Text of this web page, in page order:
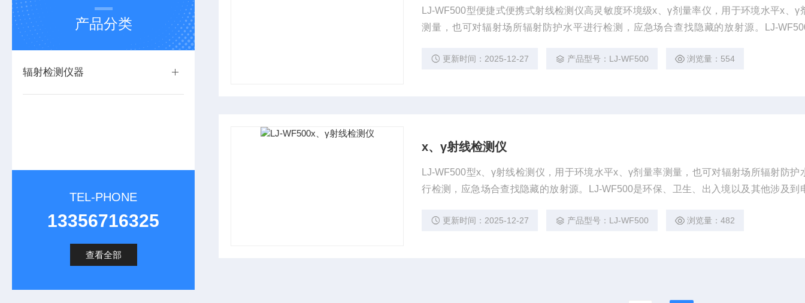
产品分类
辐射检测仪器
TEL-PHONE
13356716325
查看全部
LJ-WF500型便捷式便携式射线检测仪高灵敏度环境级x、γ剂量率仪，用于环境水平x、γ
测量，也可对辐射场所辐射防护水平进行检测，应急场合查找隐藏的放射源。LJ-
料闪烁体测量γ辐射剂量率，通过多功能辐射测量仪主机进行数据处理，接口为主机的标准
更新时间：2025-12-27 产品型号：LJ-WF500 浏览量：554
x、γ射线检测仪
LJ-WF500型x、γ射线检测仪，用于环境水平x、γ剂量率测量，也可对辐射场所辐射防护
行检测，应急场合查找隐藏的放射源。LJ-WF500是环保、卫生、出入境以及其他涉及到
更新时间：2025-12-27 产品型号：LJ-WF500 浏览量：482